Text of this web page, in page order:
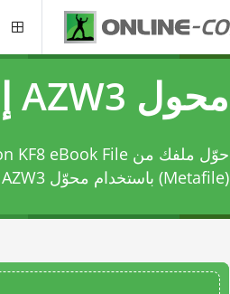
محول AZW3 إلى WMA
(Metafile) باستخدام
محوّل AZW3 إلى WMA